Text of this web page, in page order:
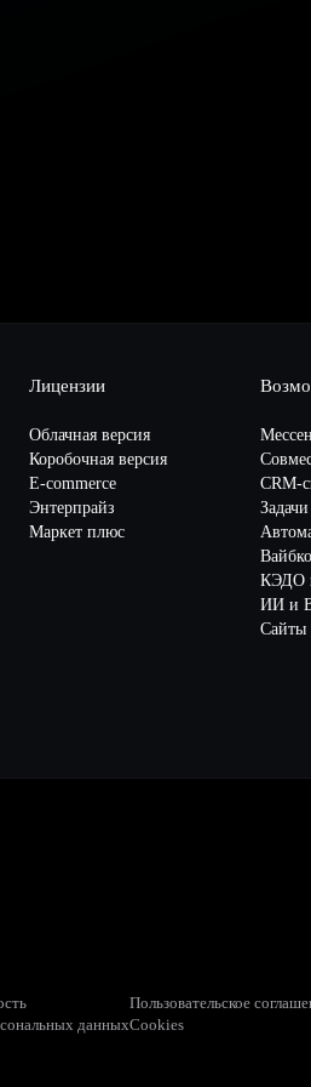
Лицензии
Облачная версия
Коробочная версия
E-commerce
Энтерпрайз
Маркет плюс
CRM-
КЭДО
ИИ и
Сайты
данных
Пользовательское
Cookies